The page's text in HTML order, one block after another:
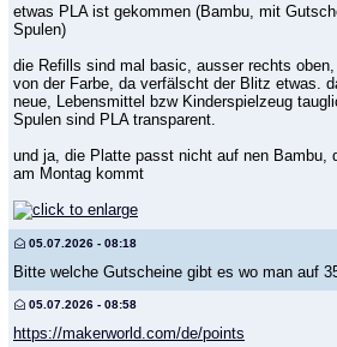
etwas PLA ist gekommen (Bambu, mit
Spulen)
die Refills sind mal basic, ausser rechts
von der Farbe, da verfälscht der Blitz etwas.
neue, Lebensmittel bzw Kinderspielzeug
Spulen sind PLA transparent.
und ja, die Platte passt nicht auf nen Bambu,
am Montag kommt
05.07.2026 - 08:18
Bitte welche Gutscheine gibt es wo man auf
05.07.2026 - 08:58
https://makerworld.com/de/points